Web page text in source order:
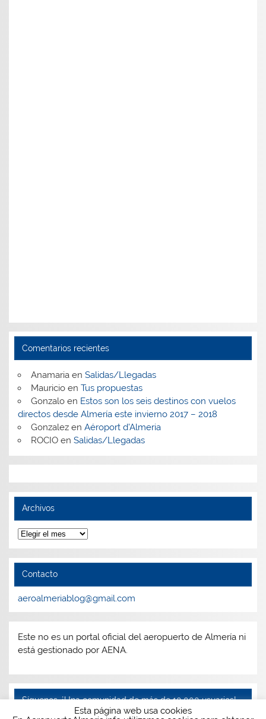
Comentarios recientes
Anamariaen Salidas/Llegadas
Mauricioen Tus propuestas
Gonzaloen Estos son los seis destinos con vuelos
directos desde Almería este invierno 2017 – 2018
Gonzalezen Aéroport d’Almeria
ROCIOen Salidas/Llegadas
Archivos
Archivos
Contacto
aeroalmeriablog@gmail.com
Este no es un portal oficial del aeropuerto de Almería ni
está gestionado por AENA.
Síguenos, ¡Una comunidad de más de 10.000 usuarios!
Esta página web usa cookies